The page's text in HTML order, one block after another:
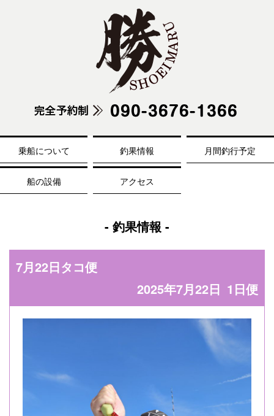
乗船について 釣果情報 月間釣行予定
船の設備 アクセス
- 釣果情報 -
7月22日タコ便
2025年7月22日 1日便